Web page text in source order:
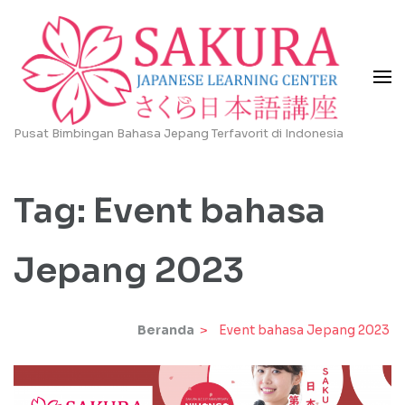
Lompat
konten
(Tekan
Enter)
Pusat Bimbingan Bahasa Jepang Terfavorit di Indonesia
Tag: Event bahasa
Jepang 2023
Beranda > Event bahasa Jepang 2023